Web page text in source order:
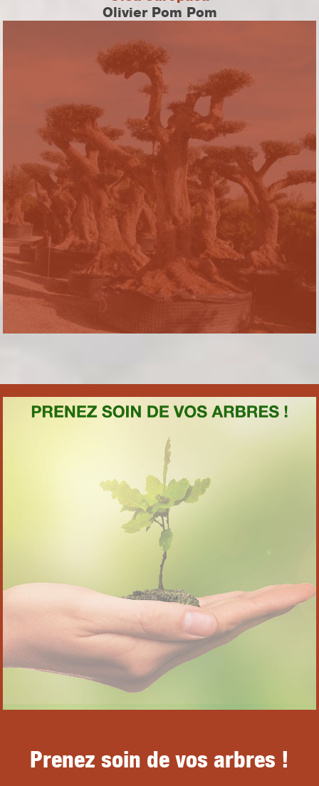
Olivier Pom Pom
Prenez soin de vos arbres !